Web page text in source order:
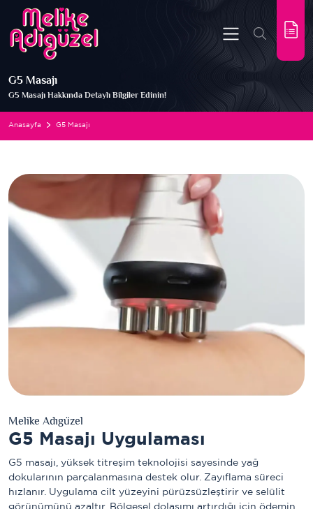
G5 Masajı
G5 Masajı Hakkında Detaylı Bilgiler Edinin!
Anasayfa G5 Masajı
Melike Adıgüzel
G5 Masajı Uygulaması
G5 masajı, yüksek titreşim teknolojisi sayesinde yağ
dokularının parçalanmasına destek olur. Zayıflama süreci
hızlanır. Uygulama cilt yüzeyini pürüzsüzleştirir ve selülit
görünümünü azaltır. Bölgesel dolaşımı artırdığı için ödemin